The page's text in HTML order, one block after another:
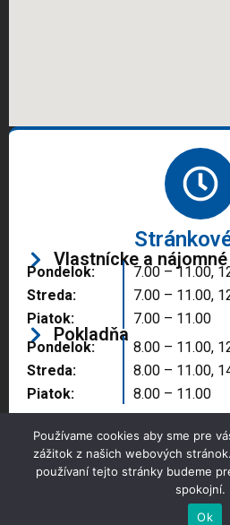
Vlastnícke a
Pondelok:
Streda:
Piatok:
7.00 – 11.00,
7.00 – 11.00,
7.00 – 11.00
Pokladňa
Pondelok:
Streda:
Piatok:
8.00 – 11.00,
8.00 – 11.00,
8.00 – 11.00
Copyright © 2025 Správa
Používame cookies aby sme pre
zážitok z našich webových
používaní tejto stránky budeme
spokojní.
Ok